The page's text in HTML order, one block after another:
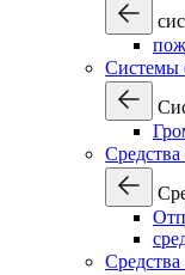
Системы